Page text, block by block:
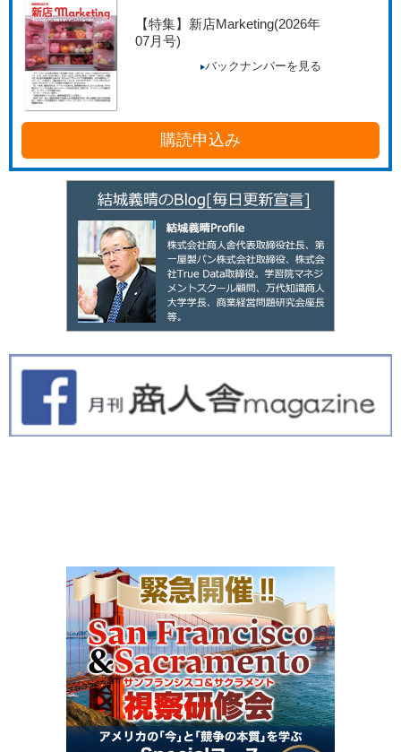
【特集】新店Marketing(2026年
07月号)
バックナンバーを見る
購読申込み